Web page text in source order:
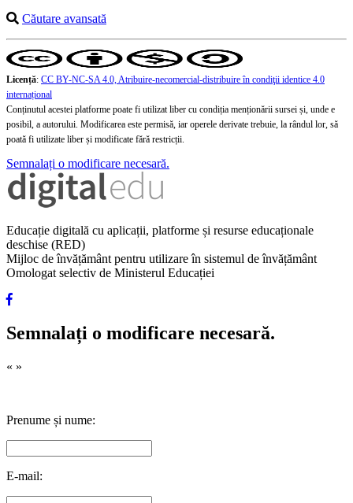
Căutare avansată
Licență: CC BY-NC-SA 4.0, Atribuire-necomercial-distribuire în condiţii identice 4.0
internațional
Conținutul acestei platforme poate fi utilizat liber cu condiția menționării sursei și, unde e
posibil, a autorului. Modificarea este permisă, iar operele derivate trebuie, la rândul lor, să
poată fi utilizate liber și modificate fără restricții.
Semnalați o modificare necesară.
Educație digitală cu aplicații, platforme și resurse educaționale
deschise (RED)
Mijloc de învățământ pentru utilizare în sistemul de învățământ
Omologat selectiv de Ministerul Educației
Semnalați o modificare necesară.
« »
Prenume și nume:
E-mail: